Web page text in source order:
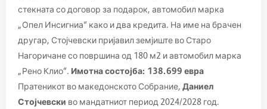
стекната со договор за подарок, автомобил марка
„Опел Инсигниа“ како и два кредита. На име на брачен
другар, Стојчевски пријавил земјиште во Старо
Нагоричане со површина од 180 м2 и автомобил марка
„Рено Клио“. Имотна состојба: 138.699 евра
Пратеникот во македонското Собрание, Даниел
Стојчевски во мандатниот период 2024/2028 год.